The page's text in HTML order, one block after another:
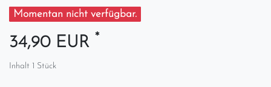
Momentan nicht verfügbar.
34,90 EUR *
Inhalt 1 Stück